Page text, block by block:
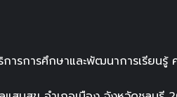
ารการศึกษาและพัฒนาการเรียนรู้